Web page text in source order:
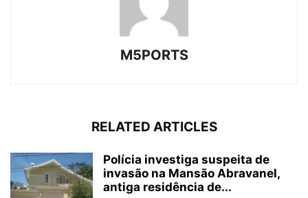
M5PORTS
RELATED ARTICLES
Polícia investiga suspeita de
invasão na Mansão Abravanel,
antiga residência de...